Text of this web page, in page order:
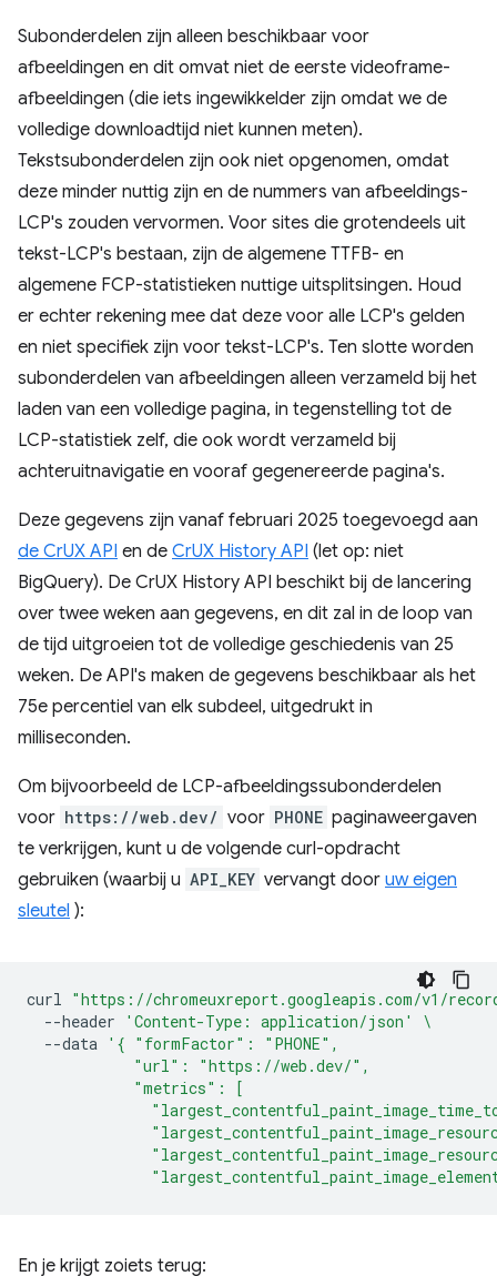
Subonderdelen zijn alleen beschikbaar voor
afbeeldingen en dit omvat niet de eerste videoframe-
afbeeldingen (die iets ingewikkelder zijn omdat we de
volledige downloadtijd niet kunnen meten).
Tekstsubonderdelen zijn ook niet opgenomen, omdat
deze minder nuttig zijn en de nummers van afbeeldings-
LCP's zouden vervormen. Voor sites die grotendeels uit
tekst-LCP's bestaan, zijn de algemene TTFB- en
algemene FCP-statistieken nuttige uitsplitsingen. Houd
er echter rekening mee dat deze voor alle LCP's gelden
en niet specifiek zijn voor tekst-LCP's. Ten slotte worden
subonderdelen van afbeeldingen alleen verzameld bij het
laden van een volledige pagina, in tegenstelling tot de
LCP-statistiek zelf, die ook wordt verzameld bij
achteruitnavigatie en vooraf gegenereerde pagina's.
Deze gegevens zijn vanaf februari 2025 toegevoegd aan
de CrUX API en de CrUX History API (let op: niet
BigQuery). De CrUX History API beschikt bij de lancering
over twee weken aan gegevens, en dit zal in de loop van
de tijd uitgroeien tot de volledige geschiedenis van 25
weken. De API's maken de gegevens beschikbaar als het
75e percentiel van elk subdeel, uitgedrukt in
milliseconden.
Om bijvoorbeeld de LCP-afbeeldingssubonderdelen
voor https://web.dev/ voor PHONE paginaweergaven
te verkrijgen, kunt u de volgende curl-opdracht
gebruiken (waarbij u API_KEY vervangt door uw eigen
sleutel ):
curl "https://chromeuxreport.googleapis.com/v1/
--header
'Content-Type: application/json'
\
--data '{ "formFactor": "PHONE",
            "url": "https://web.dev/",
            "metrics": [
En je krijgt zoiets terug: